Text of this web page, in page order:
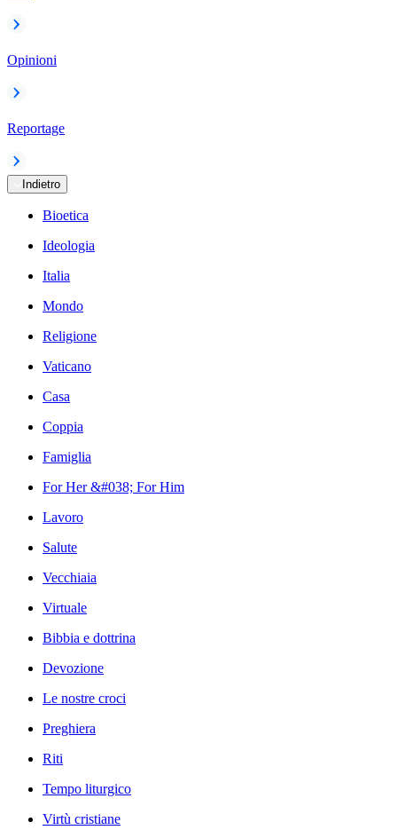
Opinioni
Reportage
Indietro
Bioetica
Ideologia
Italia
Mondo
Religione
Vaticano
Casa
Coppia
Famiglia
For Her &#038; For Him
Lavoro
Salute
Vecchiaia
Virtuale
Bibbia e dottrina
Devozione
Le nostre croci
Preghiera
Riti
Tempo liturgico
Virtù cristiane